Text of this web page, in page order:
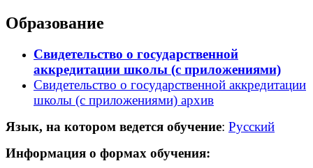
Образование
Свидетельство о государственной
аккредитации школы (с приложениями)
Свидетельство о государственной аккредитации
школы (с приложениями) архив
Язык, на котором ведется обучение: Русский
Информация о формах обучения: